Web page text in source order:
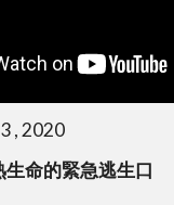
, 2020
生命的緊急逃生口